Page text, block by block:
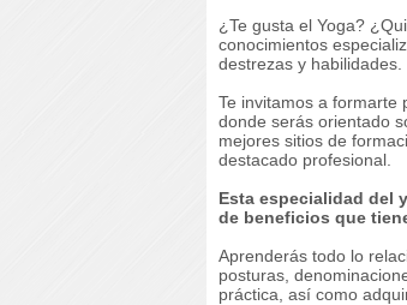
¿Te gusta el Yoga?
conocimientos
destrezas y
Te invitamos a formarte
donde serás orientado
mejores sitios de
destacado profesional.
Esta especialidad del
de beneficios que
Aprenderás todo lo
posturas,
práctica, así como